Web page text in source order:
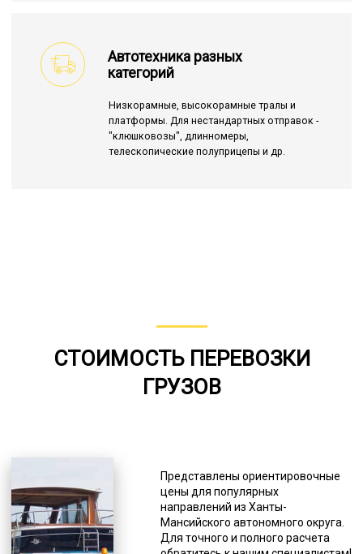
Автотехника разных
категорий
Низкорамные, высокорамные тралы и
платформы. Для нестандартных отправок -
"клюшковозы", длинномеры,
телескопические полуприцепы и др.
СТОИМОСТЬ ПЕРЕВОЗКИ
ГРУЗОВ
Представлены ориентировочные
цены для популярных
направлений из Ханты-
Мансийского автономного округа.
Для точного и полного расчета